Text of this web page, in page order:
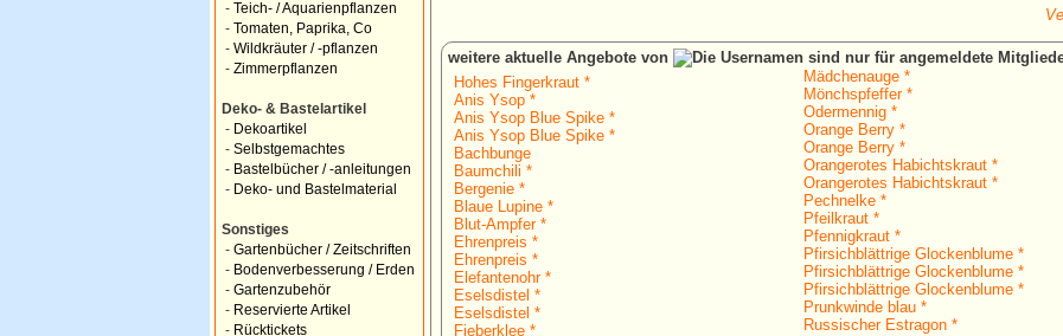
- Teich- / Aquarienpflanzen
- Tomaten, Paprika, Co
- Wildkräuter / -pflanzen
- Zimmerpflanzen
Deko- & Bastelartikel
- Dekoartikel
- Selbstgemachtes
- Bastelbücher / -anleitungen
- Deko- und Bastelmaterial
Sonstiges
- Gartenbücher / Zeitschriften
- Bodenverbesserung / Erden
- Gartenzubehör
- Reservierte Artikel
- Rücktickets
weitere aktuelle Angebote von
Hohes Fingerkraut *
Anis Ysop *
Anis Ysop Blue Spike *
Anis Ysop Blue Spike *
Bachbunge
Baumchili *
Bergenie *
Blaue Lupine *
Blut-Ampfer *
Ehrenpreis *
Ehrenpreis *
Elefantenohr *
Eselsdistel *
Eselsdistel *
Fieberklee *
Mädchenauge *
Mönchspfeffer *
Odermennig *
Orange Berry *
Orange Berry *
Orangerotes Habichtskraut *
Orangerotes Habichtskraut *
Pechnelke *
Pfeilkraut *
Pfennigkraut *
Pfirsichblättrige Glockenblume *
Pfirsichblättrige Glockenblume *
Pfirsichblättrige Glockenblume *
Prunkwinde blau *
Russischer Estragon *